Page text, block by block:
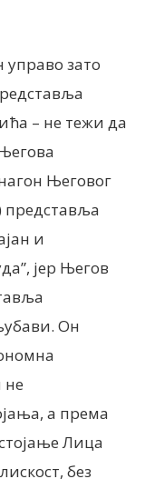
управо зато
– не тежи да
Његовог
представља
и
јер Његов
Он
не
а према
Лица
без